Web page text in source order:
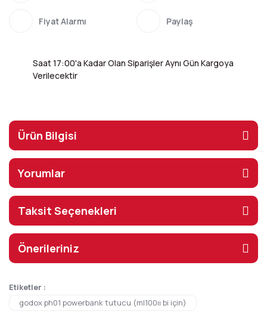
Fiyat Alarmı Paylaş
Saat 17:00'a Kadar Olan Siparişler Aynı Gün Kargoya
Verilecektir
Ürün Bilgisi
Yorumlar
Taksit Seçenekleri
Önerileriniz
Etiketler :
godox ph01 powerbank tutucu (ml100ıı bi için)